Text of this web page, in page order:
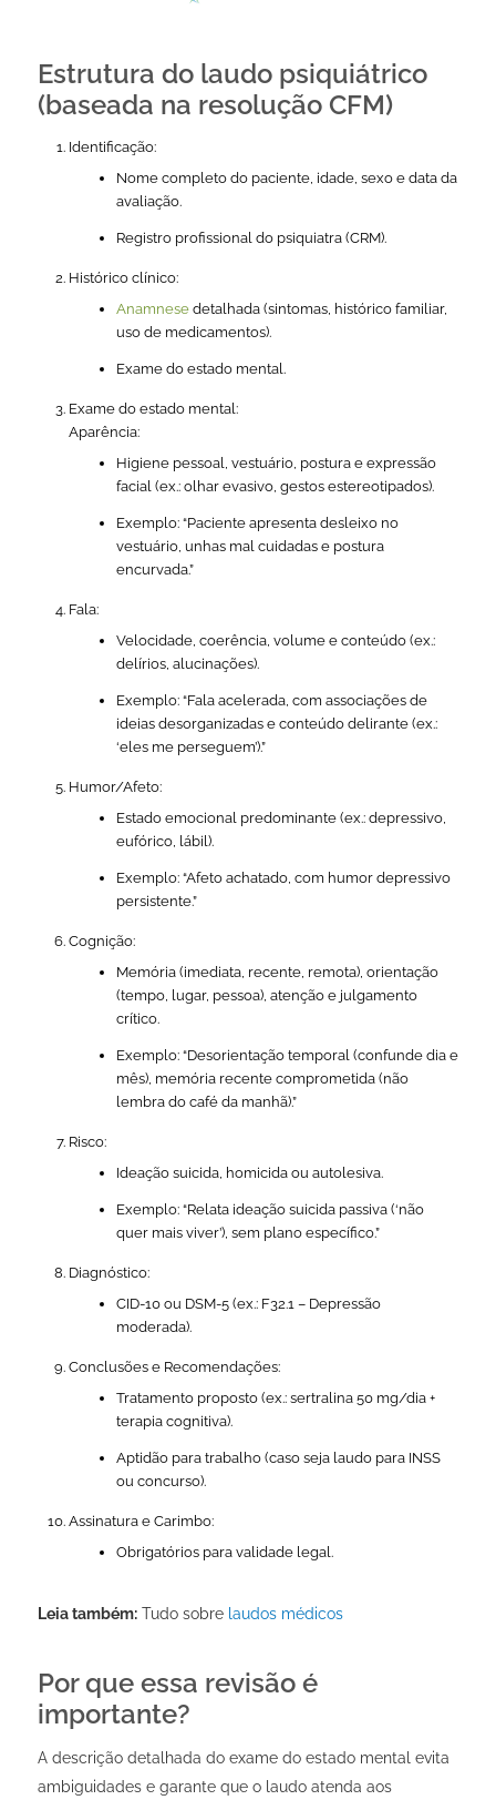
Estrutura do laudo psiquiátrico
(baseada na resolução CFM)
Identificação:
Nome completo do paciente, idade, sexo e data da
avaliação.
Registro profissional do psiquiatra (CRM).
Histórico clínico:
Anamnesedetalhada (sintomas, histórico familiar,
uso de medicamentos).
Exame do estado mental.
Exame do estado mental:
Aparência:
Higiene pessoal, vestuário, postura e expressão
facial (ex.: olhar evasivo, gestos estereotipados).
Exemplo: “Paciente apresenta desleixo no
vestuário, unhas mal cuidadas e postura
encurvada.”
Fala:
Velocidade, coerência, volume e conteúdo (ex.:
delírios, alucinações).
Exemplo: “Fala acelerada, com associações de
ideias desorganizadas e conteúdo delirante (ex.:
‘eles me perseguem’).”
Humor/Afeto:
Estado emocional predominante (ex.: depressivo,
eufórico, lábil).
Exemplo: “Afeto achatado, com humor depressivo
persistente.”
Cognição:
Memória (imediata, recente, remota), orientação
(tempo, lugar, pessoa), atenção e julgamento
crítico.
Exemplo: “Desorientação temporal (confunde dia e
mês), memória recente comprometida (não
lembra do café da manhã).”
Risco:
Ideação suicida, homicida ou autolesiva.
Exemplo: “Relata ideação suicida passiva (‘não
quer mais viver’), sem plano específico.”
Diagnóstico:
CID-10 ou DSM-5 (ex.: F32.1 – Depressão
moderada).
Conclusões e Recomendações:
Tratamento proposto (ex.: sertralina 50 mg/dia +
terapia cognitiva).
Aptidão para trabalho (caso seja laudo para INSS
ou concurso).
Assinatura e Carimbo:
Obrigatórios para validade legal.
Leia também:Tudo sobre laudos médicos
Por que essa revisão é
importante?
A descrição detalhada do exame do estado mental evita
ambiguidades e garante que o laudo atenda aos